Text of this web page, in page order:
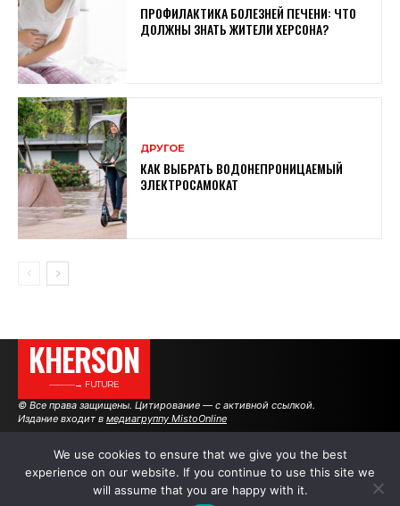
ПРОФИЛАКТИКА БОЛЕЗНЕЙ ПЕЧЕНИ: ЧТО
ДОЛЖНЫ ЗНАТЬ ЖИТЕЛИ ХЕРСОНА?
ДРУГОЕ
КАК ВЫБРАТЬ ВОДОНЕПРОНИЦАЕМЫЙ
ЭЛЕКТРОСАМОКАТ
KHERSON
———→ FUTURE
© Все права защищены. Цитирование — с активной ссылкой.
Издание входит в медиагруппу MistoOnline
АВТОРЫ РЕКЛАМА НА САЙТЕ
We use cookies to ensure that we give you the best
experience on our website. If you continue to use this site we
will assume that you are happy with it.